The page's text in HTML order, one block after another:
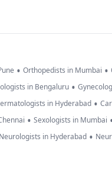
• Orthopedists in Mumbai •
in Bengaluru •
in Hyderabad •
• Sexologists in Mumbai
Neurologists in Hyderabad •